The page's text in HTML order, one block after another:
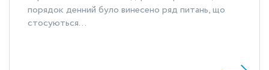
порядок денний було винесено ряд питань, що
стосуються...